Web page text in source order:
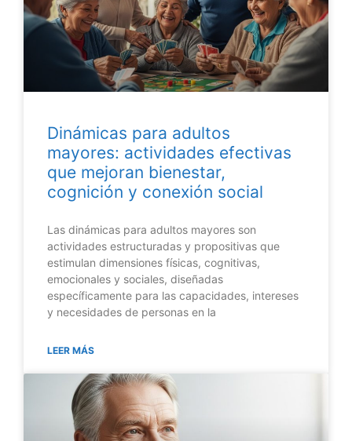
Dinámicas para adultos
mayores: actividades efectivas
que mejoran bienestar,
cognición y conexión social
Las dinámicas para adultos mayores son
actividades estructuradas y propositivas que
estimulan dimensiones físicas, cognitivas,
emocionales y sociales, diseñadas
específicamente para las capacidades, intereses
y necesidades de personas en la
LEER MÁS